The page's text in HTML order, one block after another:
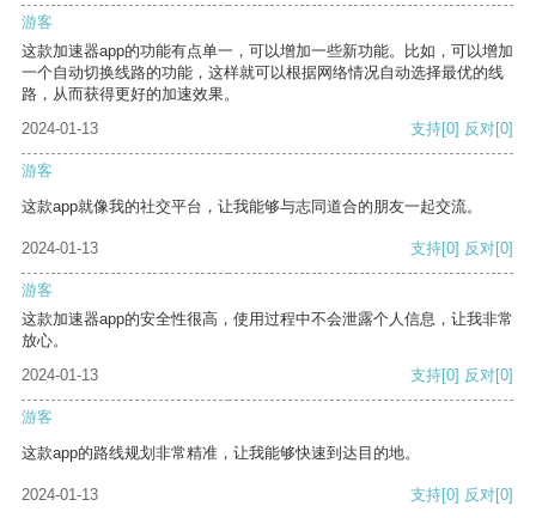
游客
这款加速器app的功能有点单一，可以增加一些新功能。比如，可以增加
一个自动切换线路的功能，这样就可以根据网络情况自动选择最优的线
路，从而获得更好的加速效果。
2024-01-13
支持[0] 反对[0]
游客
这款app就像我的社交平台，让我能够与志同道合的朋友一起交流。
2024-01-13 支持[0] 反对[0]
游客
这款加速器app的安全性很高，使用过程中不会泄露个人信息，让我非常
放心。
2024-01-13
支持[0] 反对[0]
游客
这款app的路线规划非常精准，让我能够快速到达目的地。
2024-01-13 支持[0] 反对[0]